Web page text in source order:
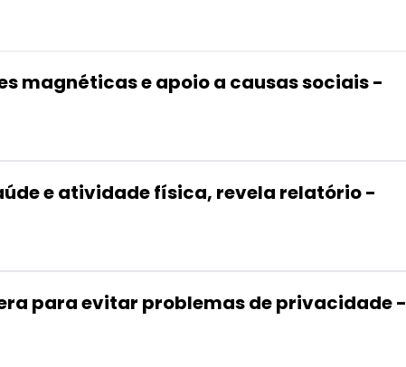
magnéticas e apoio a causas sociais -
e atividade física, revela relatório -
para evitar problemas de privacidade -